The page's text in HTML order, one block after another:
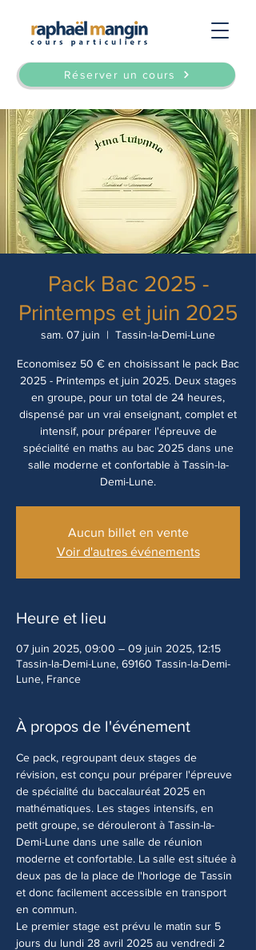
Réserver un cours
Pack Bac 2025 -
Printemps et juin 2025
sam. 07 juin
  |
Tassin-la-Demi-Lune
Economisez 50 € en choisissant le pack Bac
2025 - Printemps et juin 2025. Deux stages
en groupe, pour un total de 24 heures,
dispensé par un vrai enseignant, complet et
intensif, pour préparer l'épreuve de
spécialité en maths au bac 2025 dans une
salle moderne et confortable à Tassin-la-
Demi-Lune.
Aucun billet en vente
Voir d'autres événements
Heure et lieu
07 juin 2025, 09:00 – 09 juin 2025, 12:15
Tassin-la-Demi-Lune, 69160 Tassin-la-Demi-
Lune, France
À propos de l'événement
Ce pack, regroupant deux stages de
révision, est conçu pour préparer l'épreuve
de spécialité du baccalauréat 2025 en
mathématiques. Les stages intensifs, en
petit groupe, se dérouleront à Tassin-la-
Demi-Lune dans une salle de réunion
moderne et confortable. La salle est située à
deux pas de la place de l'horloge de Tassin
et donc facilement accessible en transport
en commun.
Le premier stage est prévu le matin sur 5
jours du lundi 28 avril 2025 au vendredi 2